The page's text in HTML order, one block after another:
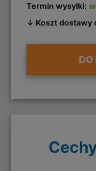
Termin wysyłki:
↓ Koszt dostawy
DO